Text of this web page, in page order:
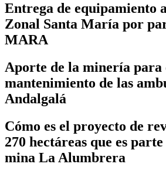
Entrega de equipamiento
Zonal Santa María por
MARA
Aporte de la minería para
mantenimiento de las
Andalgalá
Cómo es el proyecto de
270 hectáreas que es
mina La Alumbrera